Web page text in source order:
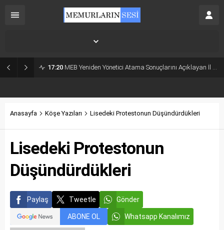
17:20 MEB Yeniden Yönetici Atama Sonuçlarını Açıklayan İl MEM’ler Listesi
Anasayfa Köşe Yazıları Lisedeki Protestonun Düşündürdükleri
Lisedeki Protestonun
Düşündürdükleri
Paylaş Tweetle Gönder
ABONE OL Whatsapp Kanalımız